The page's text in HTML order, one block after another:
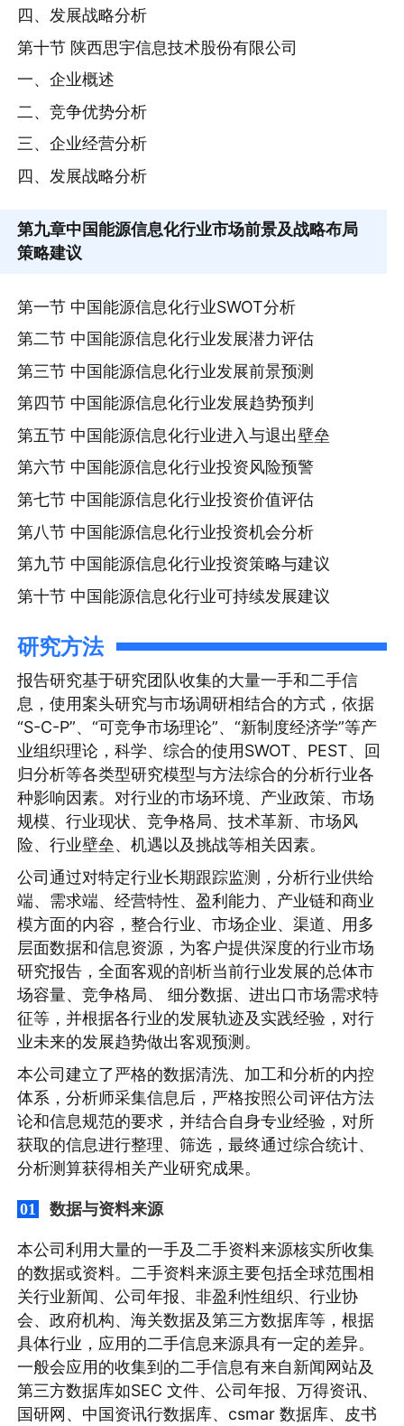
四、发展战略分析
第十节 陕西思宇信息技术股份有限公司
一、企业概述
二、竞争优势分析
三、企业经营分析
四、发展战略分析
第九章中国能源信息化行业市场前景及战略布局
策略建议
第一节 中国能源信息化行业SWOT分析
第二节 中国能源信息化行业发展潜力评估
第三节 中国能源信息化行业发展前景预测
第四节 中国能源信息化行业发展趋势预判
第五节 中国能源信息化行业进入与退出壁垒
第六节 中国能源信息化行业投资风险预警
第七节 中国能源信息化行业投资价值评估
第八节 中国能源信息化行业投资机会分析
第九节 中国能源信息化行业投资策略与建议
第十节 中国能源信息化行业可持续发展建议
研究方法
报告研究基于研究团队收集的大量一手和二手信
息，使用案头研究与市场调研相结合的方式，依据
“S-C-P”、“可竞争市场理论”、“新制度经济学”等产
业组织理论，科学、综合的使用SWOT、PEST、回
归分析等各类型研究模型与方法综合的分析行业各
种影响因素。对行业的市场环境、产业政策、市场
规模、行业现状、竞争格局、技术革新、市场风
险、行业壁垒、机遇以及挑战等相关因素。
公司通过对特定行业长期跟踪监测，分析行业供给
端、需求端、经营特性、盈利能力、产业链和商业
模方面的内容，整合行业、市场企业、渠道、用多
层面数据和信息资源，为客户提供深度的行业市场
研究报告，全面客观的剖析当前行业发展的总体市
场容量、竞争格局、 细分数据、进出口市场需求特
征等，并根据各行业的发展轨迹及实践经验，对行
业未来的发展趋势做出客观预测。
本公司建立了严格的数据清洗、加工和分析的内控
体系，分析师采集信息后，严格按照公司评估方法
论和信息规范的要求，并结合自身专业经验，对所
获取的信息进行整理、筛选，最终通过综合统计、
分析测算获得相关产业研究成果。
01 数据与资料来源
本公司利用大量的一手及二手资料来源核实所收集
的数据或资料。二手资料来源主要包括全球范围相
关行业新闻、公司年报、非盈利性组织、行业协
会、政府机构、海关数据及第三方数据库等，根据
具体行业，应用的二手信息来源具有一定的差异。
一般会应用的收集到的二手信息有来自新闻网站及
第三方数据库如SEC 文件、公司年报、万得资讯、
国研网、中国资讯行数据库、csmar 数据库、皮书